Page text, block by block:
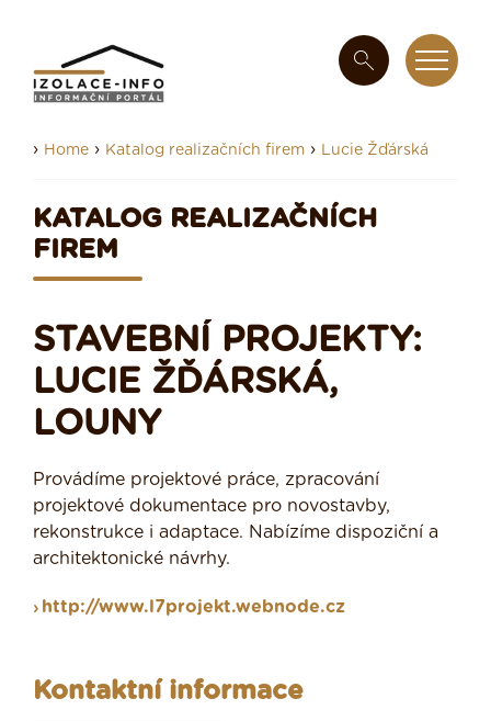
› Home › Katalog realizačních firem › Lucie Žďárská
KATALOG REALIZAČNÍCH
FIREM
STAVEBNÍ PROJEKTY:
LUCIE ŽĎÁRSKÁ,
LOUNY
Provádíme projektové práce, zpracování
projektové dokumentace pro novostavby,
rekonstrukce i adaptace. Nabízíme dispoziční a
architektonické návrhy.
http://www.l7projekt.webnode.cz
Kontaktní informace